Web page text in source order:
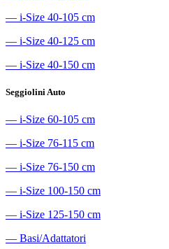
― i-Size 40-105 cm
― i-Size 40-125 cm
― i-Size 40-150 cm
Seggiolini Auto
― i-Size 60-105 cm
― i-Size 76-115 cm
― i-Size 76-150 cm
― i-Size 100-150 cm
― i-Size 125-150 cm
― Basi/Adattatori